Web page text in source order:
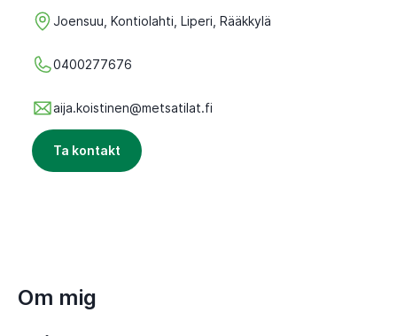
Joensuu, Kontiolahti, Liperi, Rääkkylä
0400277676
aija.koistinen@metsatilat.fi
Ta kontakt
Om mig